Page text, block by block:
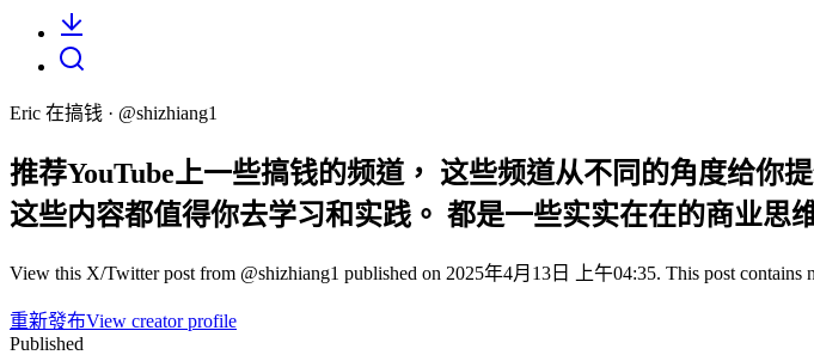
Eric 在搞钱 · @shizhiang1
推荐YouTube上一些搞钱的频道， 这些频道从不同的角度给你
这些内容都值得你去学习和实践。 都是一些实实在在的商业思
View this X/Twitter post from @shizhiang1 published on 2025年4月13日 上午04:35. This post contains
重新發布View creator profile
Published